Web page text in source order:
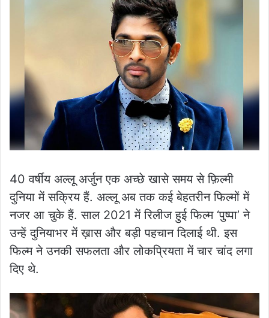
40 वर्षीय अल्लू अर्जुन एक अच्छे खासे समय से फ़िल्मी
दुनिया में सक्रिय हैं. अल्लू अब तक कई बेहतरीन फिल्मों में
नजर आ चुके हैं. साल 2021 में रिलीज हुई फिल्म ‘पुष्पा’ ने
उन्हें दुनियाभर में ख़ास और बड़ी पहचान दिलाई थी. इस
फिल्म ने उनकी सफलता और लोकप्रियता में चार चांद लगा
दिए थे.